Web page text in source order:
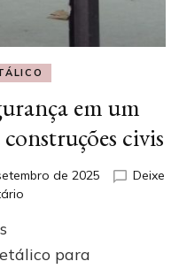
em um
civis
de 2025
Deixe
em
segurança
para